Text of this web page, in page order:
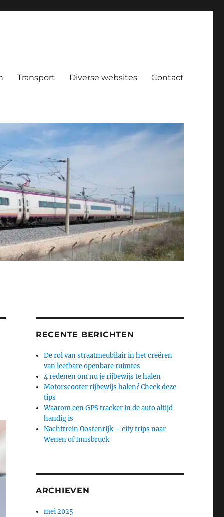
Transport Diverse websites Contact
RECENTE BERICHTEN
De rol van straatmeubilair in het creëren
van leefbare openbare ruimtes
4 redenen om nu je rijbewijs te halen
Motorscooter rijbewijs halen? Check deze
tips
Waarom een GPS tracker in de auto altijd
handig is
Nachttrein Oostenrijk – city trips naar
Wenen of Innsbruck
ARCHIEVEN
mei 2025